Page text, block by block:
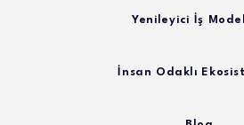
Yenileyici İş
İnsan Odaklı